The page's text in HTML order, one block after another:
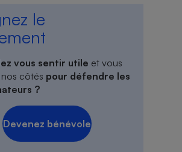
le
vous sentir utile et vous
côtés pour défendre les
?
Devenez bénévole